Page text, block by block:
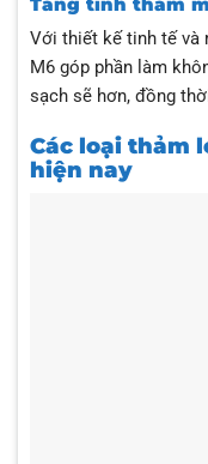
Tăng tính thẩm
Với thiết kế tinh tế và
M6 góp phần làm
sạch sẽ hơn, đồng
Các loại thảm
hiện nay